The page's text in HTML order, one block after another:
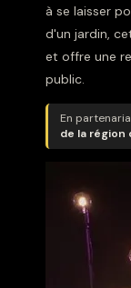
à se laisser
d'un jardin,
et offre une
public.
En
de la région